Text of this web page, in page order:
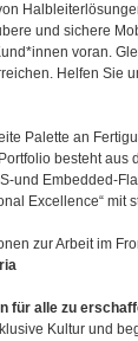
und sichere
voran.
Helfen Sie
Palette an
besteht
und Embedded-
Excellence“ mit
zur Arbeit im
für alle zu
Kultur und